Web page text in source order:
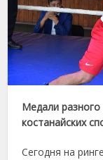
Медали разного
костанайских
Сегодня на